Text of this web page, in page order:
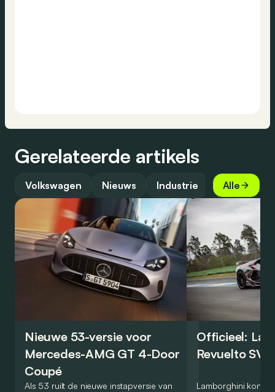
Gerelateerde artikels
Volkswagen Nieuws Industrie Alle
Nieuwe 53-versie voor
Mercedes-AMG GT 4-Door
Coupé
Als 53 ruilt de nieuwe instapversie van
Officieel:
Revuelto SV
Lamborghini